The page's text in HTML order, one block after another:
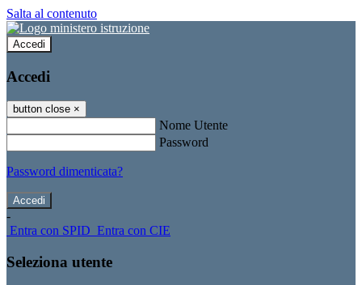
Salta al contenuto
Accedi
Accedi
button close ×
Nome Utente
Password
Password dimenticata?
-
Entra con SPID Entra con CIE
Seleziona utente